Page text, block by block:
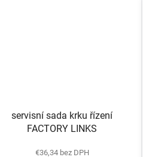
servisní sada krku řízení
FACTORY LINKS
€36,34 bez DPH